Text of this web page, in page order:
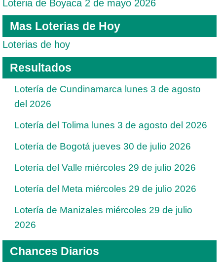
Loteria de Boyaca 2 de mayo 2026
Mas Loterias de Hoy
Loterias de hoy
Resultados
Lotería de Cundinamarca lunes 3 de agosto
del 2026
Lotería del Tolima lunes 3 de agosto del 2026
Lotería de Bogotá jueves 30 de julio 2026
Lotería del Valle miércoles 29 de julio 2026
Lotería del Meta miércoles 29 de julio 2026
Lotería de Manizales miércoles 29 de julio
2026
Chances Diarios